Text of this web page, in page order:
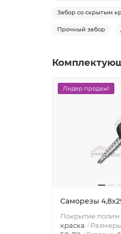
Забор со скрытым
Прочный забор
Лидер продаж!
Саморезы
Покрытие полим:
краска